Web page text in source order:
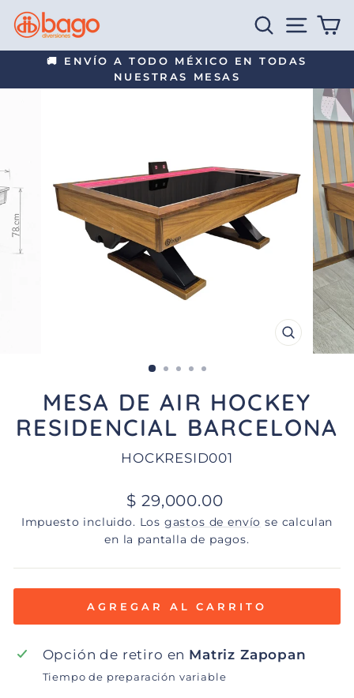
directamente
al
BUSCAR
diapositivas
🚚 ENVÍO A TODO MÉXICO EN TODAS
NUESTRAS MESAS
CERRAR
(ESC)
MESA DE AIR HOCKEY
RESIDENCIAL BARCELONA
HOCKRESID001
Precio
habitual
$ 29,000.00
Impuesto incluido. Los gastos de envío se calculan
en la pantalla de pagos.
AGREGAR AL CARRITO
Opción de retiro en Matriz Zapopan
Tiempo de preparación variable